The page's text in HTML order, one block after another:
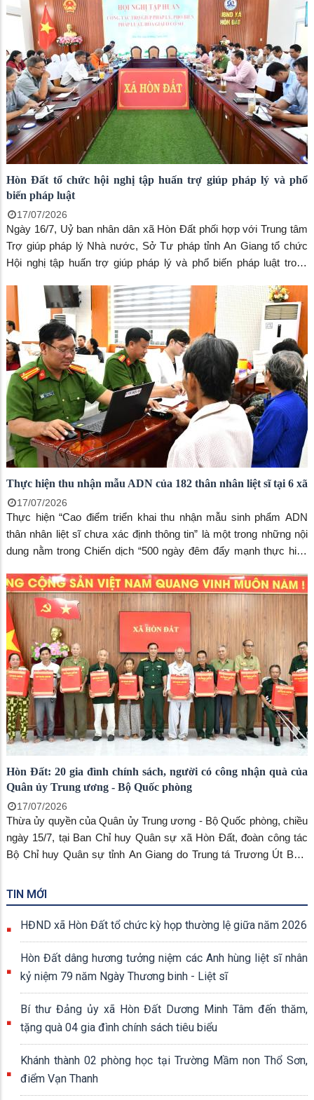
Ban Chỉ đạo và Tổ công tác thực hiện nhiệm vụ.
Hòn Đất tổ chức hội nghị tập huấn trợ giúp pháp lý và phổ
biến pháp luật
17/07/2026
Ngày 16/7, Uỷ ban nhân dân xã Hòn Đất phối hợp với Trung tâm
Trợ giúp pháp lý Nhà nước, Sở Tư pháp tỉnh An Giang tổ chức
Hội nghị tập huấn trợ giúp pháp lý và phổ biến pháp luật trong
nghèo bền vững và phát triển kinh tế - xã hội vùng đồng bào dân
tộc thiểu số, miền núi giai đoạn 2025 – 2030; đồng thời triển khai
các nội dung của Dự án 8 thuộc Chương trình mục tiêu quốc gia
phòng, chống ma túy đến năm 2030.
Thực hiện thu nhận mẫu ADN của 182 thân nhân liệt sĩ tại 6 xã
17/07/2026
Thực hiện “Cao điểm triển khai thu nhận mẫu sinh phẩm ADN
thân nhân liệt sĩ chưa xác định thông tin” là một trong những nội
dung nằm trong Chiến dịch “500 ngày đêm đẩy mạnh thực hiện
được triển khai quyết liệt trên địa bàn tỉnh An Giang với tinh thần
trách nhiệm cao và sự vào cuộc đồng bộ của cả hệ thống chính
trị.
Hòn Đất: 20 gia đình chính sách, người có công nhận quà của
Quân ủy Trung ương - Bộ Quốc phòng
17/07/2026
Thừa ủy quyền của Quân ủy Trung ương - Bộ Quốc phòng, chiều
ngày 15/7, tại Ban Chỉ huy Quân sự xã Hòn Đất, đoàn công tác
Bộ Chỉ huy Quân sự tỉnh An Giang do Trung tá Trương Út Bắc,
đoàn đã đến trao tặng quà cho 20 gia đình chính sách, người có
công trên địa bàn xã. Cùng tham dự có đồng chí Phạm Thu Thủy,
Phó Bí thư Đảng ủy, Chủ tịch Ủy ban nhân dân xã Hòn Đất.
TIN MỚI
HĐND xã Hòn Đất tổ chức kỳ họp thường lệ giữa năm 2026
Hòn Đất dâng hương tưởng niệm các Anh hùng liệt sĩ nhân
kỷ niệm 79 năm Ngày Thương binh - Liệt sĩ
Bí thư Đảng ủy xã Hòn Đất Dương Minh Tâm đến thăm,
tặng quà 04 gia đình chính sách tiêu biểu
Khánh thành 02 phòng học tại Trường Mầm non Thổ Sơn,
điểm Vạn Thanh